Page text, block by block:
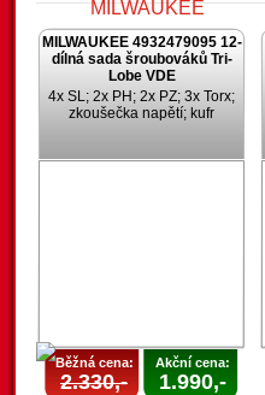
MILWAUKEE 4932479095 12-
dílná sada šroubováků Tri-
Lobe VDE
4x SL; 2x PH; 2x PZ; 3x Torx;
zkoušečka napětí; kufr
Běžná cena:
2.330,-
Akční cena:
1.990,-